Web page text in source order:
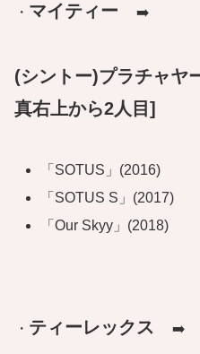
・ マイティー ➡️
(シントー)プラチャヤ
真右上から2人目]
「SOTUS」(2016)
「SOTUS S」(2017)
「Our Skyy」(2018)
・ ティーレックス ➡️